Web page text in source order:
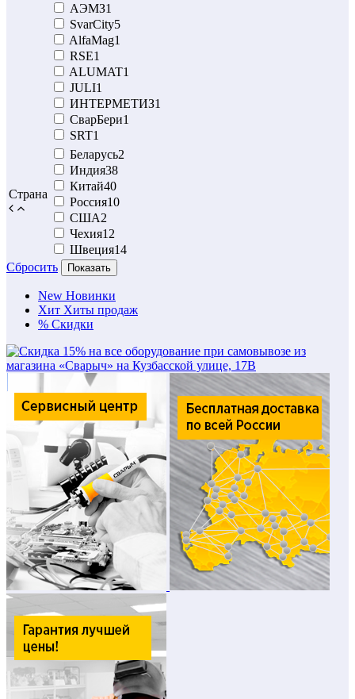
АЭМЗ1
SvarCity5
AlfaMag1
RSE1
ALUMAT1
JULI1
ИНТЕРМЕТИЗ1
СварБери1
SRT1
Страна
Беларусь2
Индия38
Китай40
Россия10
США2
Чехия12
Швеция14
Сбросить
Показать
New Новинки
Хит Хиты продаж
% Скидки